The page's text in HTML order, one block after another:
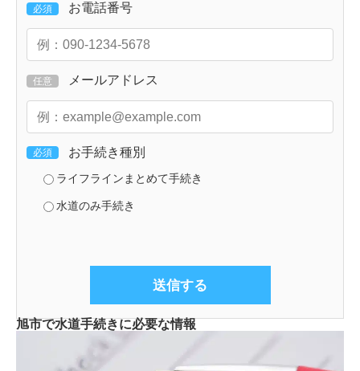
必須 お電話番号
任意 メールアドレス
必須 お手続き種別
ライフラインまとめて手続き
水道のみ手続き
旭市で水道手続きに必要な情報